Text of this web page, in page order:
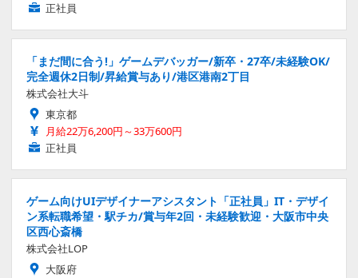
正社員
「まだ間に合う!」ゲームデバッガー/新卒・27卒/未経験OK/
完全週休2日制/昇給賞与あり/港区港南2丁目
株式会社大斗
東京都
月給22万6,200円～33万600円
正社員
ゲーム向けUIデザイナーアシスタント「正社員」IT・デザイ
ン系転職希望・駅チカ/賞与年2回・未経験歓迎・大阪市中央
区西心斎橋
株式会社LOP
大阪府